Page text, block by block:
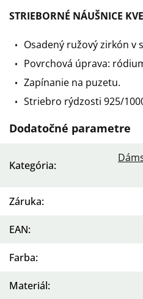
STRIEBORNÉ NÁUŠNICE
Osadený ružový zirkón v
Povrchová úprava:
Zapínanie na puzetu.
Striebro rýdzosti 925/
Dodatočné parametre
Kategória:
Záruka:
EAN:
Farba:
Materiál: